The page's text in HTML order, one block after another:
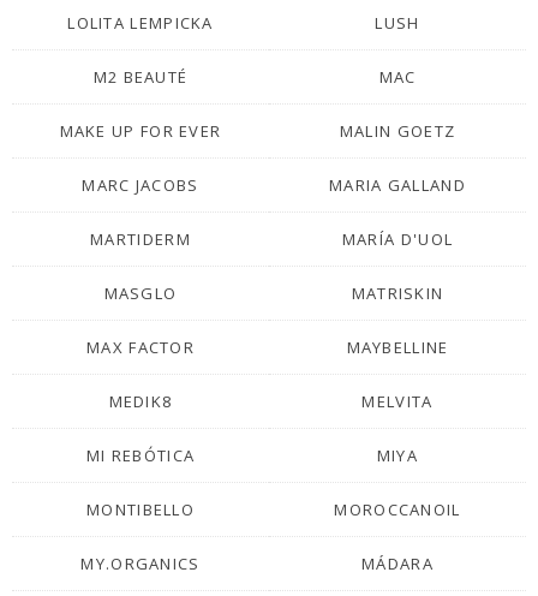
LOLITA LEMPICKA LUSH
M2 BEAUTÉ MAC
MAKE UP FOR EVER MALIN GOETZ
MARC JACOBS MARIA GALLAND
MARTIDERM MARÍA D'UOL
MASGLO MATRISKIN
MAX FACTOR MAYBELLINE
MEDIK8 MELVITA
MI REBÓTICA MIYA
MONTIBELLO MOROCCANOIL
MY.ORGANICS MÁDARA